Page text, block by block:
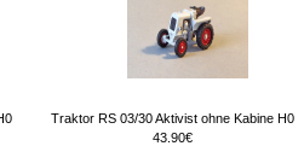
Traktor RS 03/30 Aktivist ohne Kabine H0
43.90€